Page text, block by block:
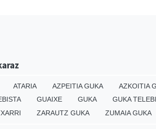
ATARIA AZPEITIA GUKA AZKOITIA
GUAIXE GUKA GUKA
ZARAUTZ GUKA ZUMAIA GUKA